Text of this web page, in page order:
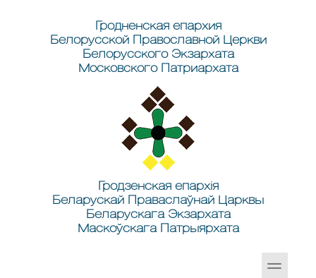
Гродненская епархия
Белорусской Православной Церкви
Белорусского Экзархата
Московского Патриархата
Гродзенская епархія
Беларускай Праваслаўнай Царквы
Беларускага Экзархата
Маскоўскага Патрыярхата